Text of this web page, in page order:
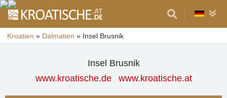
Kroatien » Dalmatien » Insel Brusnik
Insel Brusnik
www.kroatische.de
www.kroatische.at